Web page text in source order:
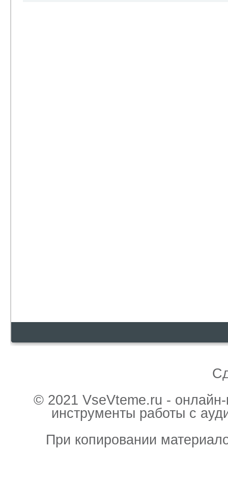
© 2021 VseVteme.ru -
инструменты работы с
При копировании